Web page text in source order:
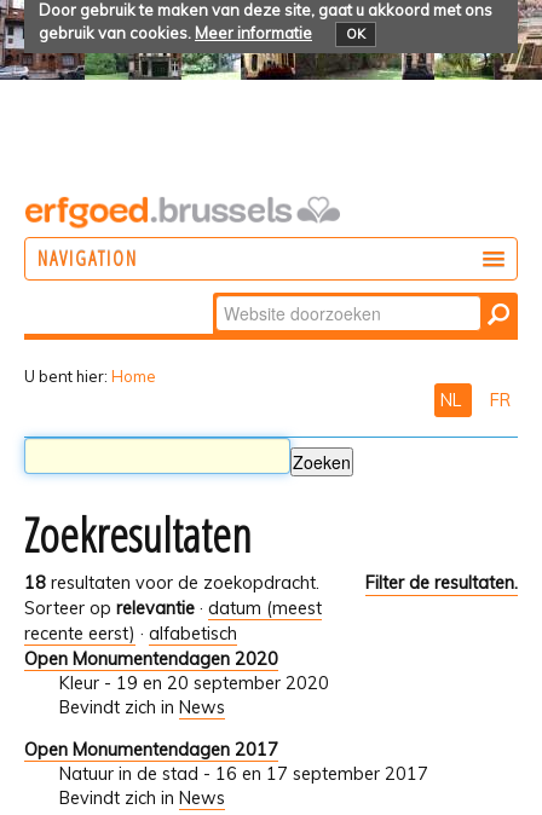
Door gebruik te maken van deze site, gaat u akkoord met ons
gebruik van cookies. Meer informatie OK
NAVIGATION
Zoek
Geavanceerd
U bent hier: Home
NL FR
Zoekresultaten
18 resultaten voor de zoekopdracht.
Filter de resultaten.
Sorteer op relevantie · datum (meest
recente eerst) · alfabetisch
Open Monumentendagen 2020
Kleur - 19 en 20 september 2020
Bevindt zich in News
Open Monumentendagen 2017
Natuur in de stad - 16 en 17 september 2017
Bevindt zich in News